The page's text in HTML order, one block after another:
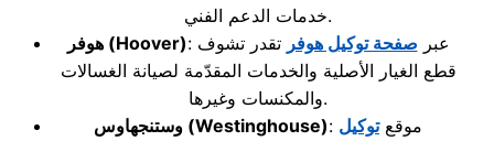
خدمات الدعم الفني.
هوفر(Hoover) : عبر صفحة توكيل هوفر تقدر تشوف
قطع الغيار الأصلية والخدمات المقدّمة لصيانة الغسالات
والمكنسات وغيرها.
وستنجهاوس (Westinghouse) : موقعتوكيل